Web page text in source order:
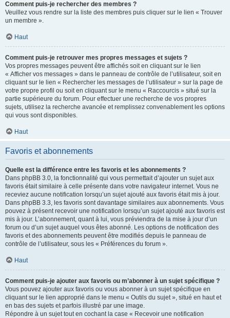
Comment puis-je rechercher des membres ?
Veuillez vous rendre sur la liste des membres puis cliquer sur le lien « Trouver
un membre ».
Haut
Comment puis-je retrouver mes propres messages et sujets ?
Vos propres messages peuvent être affichés soit en cliquant sur le lien
« Afficher vos messages » dans le panneau de contrôle de l’utilisateur, soit en
cliquant sur le lien « Rechercher les messages de l’utilisateur » sur la page de
votre propre profil ou soit en cliquant sur le menu « Raccourcis » situé sur la
partie supérieure du forum. Pour effectuer une recherche de vos propres
sujets, utilisez la recherche avancée et remplissez convenablement les options
qui vous sont disponibles.
Haut
Favoris et abonnements
Quelle est la différence entre les favoris et les abonnements ?
Dans phpBB 3.0, la fonctionnalité qui vous permettait d’ajouter un sujet aux
favoris était similaire à celle présente dans votre navigateur internet. Vous ne
receviez aucune notification lorsqu’un sujet ajouté aux favoris était mis à jour.
Dans phpBB 3.3, les favoris sont davantage similaires aux abonnements. Vous
pouvez à présent recevoir une notification lorsqu’un sujet ajouté aux favoris est
mis à jour. L’abonnement, quant à lui, vous préviendra de la mise à jour d’un
forum ou d’un sujet auquel vous êtes abonné. Les options de notification des
favoris et des abonnements peuvent être modifiés depuis le panneau de
contrôle de l’utilisateur, sous les « Préférences du forum ».
Haut
Comment puis-je ajouter aux favoris ou m’abonner à un sujet spécifique ?
Vous pouvez ajouter aux favoris ou vous abonner à un sujet spécifique en
cliquant sur le lien approprié dans le menu « Outils du sujet », situé en haut et
en bas des sujets et parfois illustré par une image.
Répondre à un sujet tout en cochant la case « Recevoir une notification